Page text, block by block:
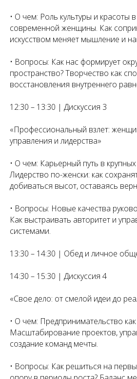
• О чем: Роль культуры и красоты
современной женщины. Как
искусством меняет мышление и
• Вопросы: Как нас формирует
пространство? Творчество как
восстановления внутреннего
12:30 – 13:30 | Дискуссия 3
«Профессиональный взлет:
управления и лидерства»
• О чем: Карьерный путь в крупных
Лидерство по-женски: как
добиваться высот, оставаясь
• Вопросы: Новые качества
Как выстраивать авторитет и
системами.
13:30 – 14:30 | Обед и личное
14:30 – 15:30 | Дискуссия 4
«Свое дело: от смелой идеи до
• О чем: Предпринимательство
Масштабирование проектов,
создание команд мечты.
• Вопросы: Как решиться на